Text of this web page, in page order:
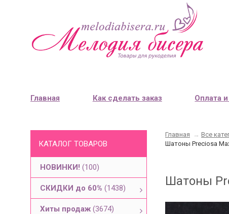
Главная Как сделать заказ Оплата
КАТАЛОГ ТОВАРОВ
НОВИНКИ! (100)
СКИДКИ до 60% (1438)
Хиты продаж (3674)
Главная → Все
Шатоны Preciosa
Шатоны